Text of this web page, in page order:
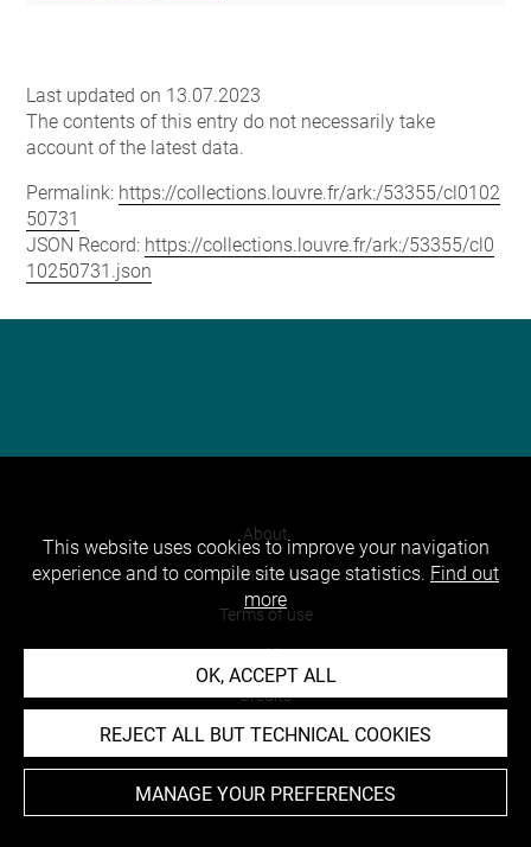
Last updated on 13.07.2023
The contents of this entry do not necessarily take
account of the latest data.
Permalink: https://collections.louvre.fr/ark:/53355/cl0102
50731
JSON Record: https://collections.louvre.fr/ark:/53355/cl0
10250731.json
About
Contact Us
Terms of use
Cookies
Credits
Accessibility : non compliant
This website uses cookies to improve your navigation
experience and to compile site usage statistics. Find out
more
OK, ACCEPT ALL
REJECT ALL BUT TECHNICAL COOKIES
MANAGE YOUR PREFERENCES